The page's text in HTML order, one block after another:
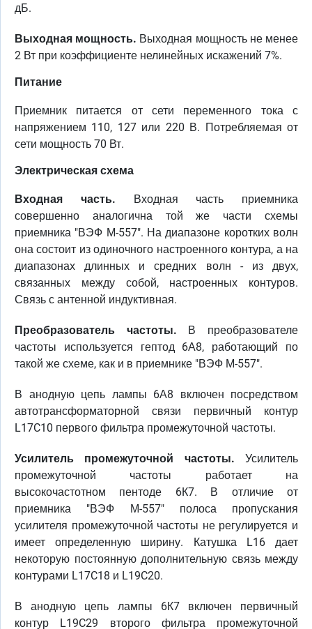
дБ.
Выходная мощность. Выходная мощность не менее
2 Вт при коэффициенте нелинейных искажений 7%.
Питание
Приемник питается от сети переменного тока с
напряжением 110, 127 или 220 В. Потребляемая от
сети мощность 70 Вт.
Электрическая схема
Входная часть. Входная часть приемника
совершенно аналогична той же части схемы
приемника "ВЭФ М-557". На диапазоне коротких волн
она состоит из одиночного настроенного контура, а на
диапазонах длинных и средних волн - из двух,
связанных между собой, настроенных контуров.
Связь с антенной индуктивная.
Преобразователь частоты. В преобразователе
частоты используется гептод 6А8, работающий по
такой же схеме, как и в приемнике "ВЭФ М-557".
В анодную цепь лампы 6А8 включен посредством
автотрансформаторной связи первичный контур
L17C10 первого фильтра промежуточной частоты.
Усилитель промежуточной частоты. Усилитель
промежуточной частоты работает на
высокочастотном пентоде 6К7. В отличие от
приемника "ВЭФ М-557" полоса пропускания
усилителя промежуточной частоты не регулируется и
имеет определенную ширину. Катушка L16 дает
некоторую постоянную дополнительную связь между
контурами L17C18 и L19C20.
В анодную цепь лампы 6К7 включен первичный
контур L19C29 второго фильтра промежуточной